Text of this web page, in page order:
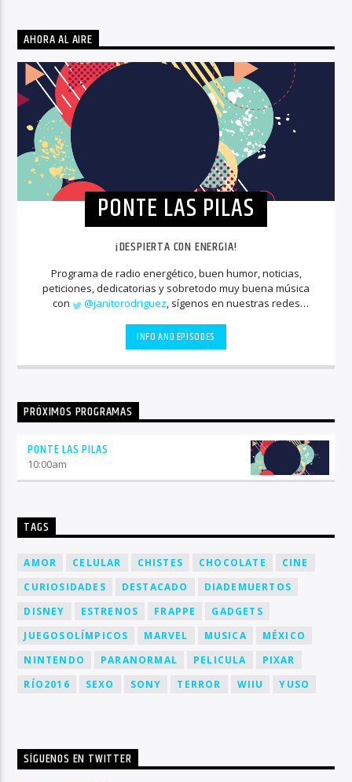
AHORA AL AIRE
PONTE LAS PILAS
¡DESPIERTA CON ENERGIA!
Programa de radio energético, buen humor, noticias,
peticiones, dedicatorias y sobretodo muy buena música
con
@janitorodriguez, sígenos en nuestras redes
INFO AND EPISODES
PRÓXIMOS PROGRAMAS
PONTE LAS PILAS
10:00am
TAGS
AMOR CELULAR CHISTES CHOCOLATE
CINE
CURIOSIDADES
DESTACADO
DIADEMUERTOS
DISNEY
ESTRENOS FRAPPE
GADGETS
JUEGOSOLÍMPICOS
MARVEL MUSICA
MÉXICO
NINTENDO
PARANORMAL PELICULA
PIXAR
RÍO2016
SEXO SONY TERROR WIIU YUSO
SÍGUENOS EN TWITTER